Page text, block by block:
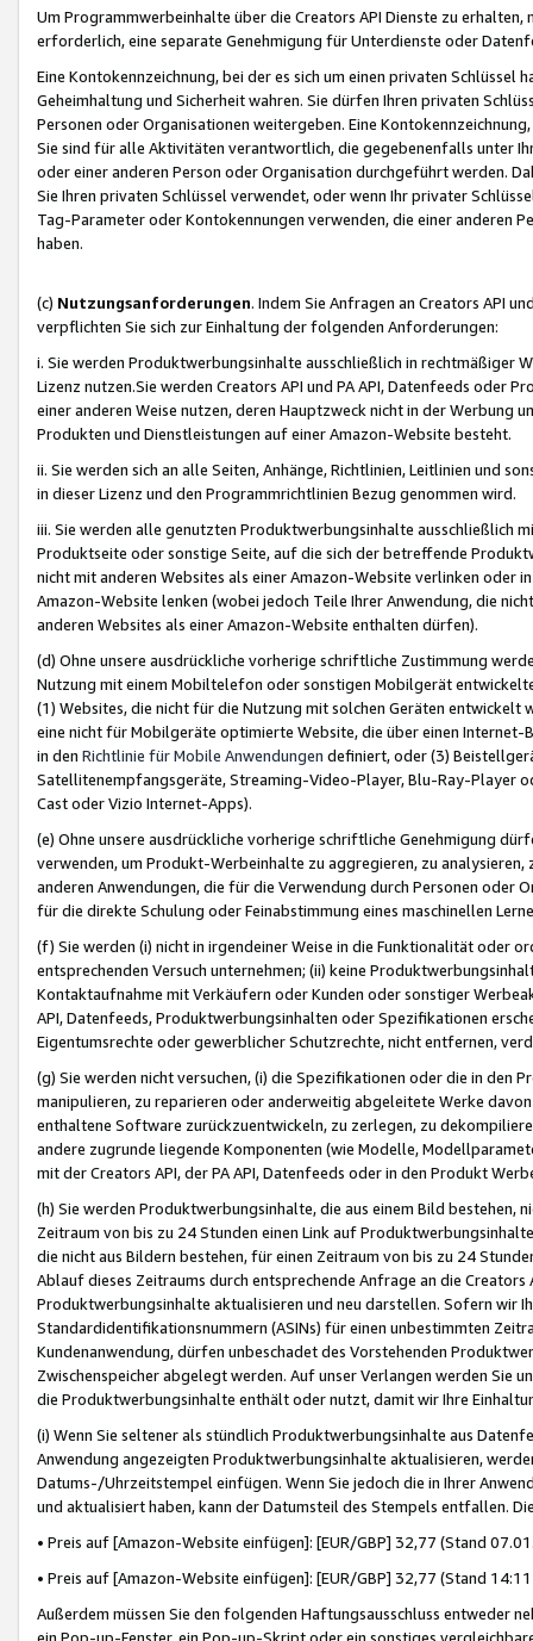
Um Programmwerbeinhalte über die Creators API Dienste zu
erforderlich, eine separate Genehmigung für Unterdienste oder
Eine Kontokennzeichnung, bei der es sich um einen privaten
Geheimhaltung und Sicherheit wahren. Sie dürfen Ihren privaten
Personen oder Organisationen weitergeben. Eine
Sie sind für alle Aktivitäten verantwortlich, die gegebenenfalls unter
oder einer anderen Person oder Organisation durchgeführt werden.
Sie Ihren privaten Schlüssel verwendet, oder wenn Ihr privater
Tag-Parameter oder Kontokennungen verwenden, die einer anderen
haben.
(c) Nutzungsanforderungen. Indem Sie Anfragen an Creators API
verpflichten Sie sich zur Einhaltung der folgenden Anforderungen:
i. Sie werden Produktwerbungsinhalte ausschließlich in rechtmäßiger
Lizenz nutzen.Sie werden Creators API und PA API, Datenfeeds oder
einer anderen Weise nutzen, deren Hauptzweck nicht in der Werbung
Produkten und Dienstleistungen auf einer Amazon-Website besteht.
ii. Sie werden sich an alle Seiten, Anhänge, Richtlinien, Leitlinien und
in dieser Lizenz und den Programmrichtlinien Bezug genommen wird.
iii. Sie werden alle genutzten Produktwerbungsinhalte ausschließlich
Produktseite oder sonstige Seite, auf die sich der betreffende
nicht mit anderen Websites als einer Amazon-Website verlinken oder
Amazon-Website lenken (wobei jedoch Teile Ihrer Anwendung, die
anderen Websites als einer Amazon-Website enthalten dürfen).
(d) Ohne unsere ausdrückliche vorherige schriftliche Zustimmung
Nutzung mit einem Mobiltelefon oder sonstigen Mobilgerät
(1) Websites, die nicht für die Nutzung mit solchen Geräten
eine nicht für Mobilgeräte optimierte Website, die über einen
in den Richtlinie für Mobile Anwendungen definiert, oder (3)
Satellitenempfangsgeräte, Streaming-Video-Player, Blu-Ray-Player
Cast oder Vizio Internet-Apps).
(e) Ohne unsere ausdrückliche vorherige schriftliche Genehmigung
verwenden, um Produkt-Werbeinhalte zu aggregieren, zu
anderen Anwendungen, die für die Verwendung durch Personen
für die direkte Schulung oder Feinabstimmung eines maschinellen
(f) Sie werden (i) nicht in irgendeiner Weise in die Funktionalität oder
entsprechenden Versuch unternehmen; (ii) keine
Kontaktaufnahme mit Verkäufern oder Kunden oder sonstiger
API, Datenfeeds, Produktwerbungsinhalten oder Spezifikationen
Eigentumsrechte oder gewerblicher Schutzrechte, nicht entfernen,
(g) Sie werden nicht versuchen, (i) die Spezifikationen oder die in
manipulieren, zu reparieren oder anderweitig abgeleitete Werke
enthaltene Software zurückzuentwickeln, zu zerlegen, zu
andere zugrunde liegende Komponenten (wie Modelle,
mit der Creators API, der PA API, Datenfeeds oder in den Produkt
(h) Sie werden Produktwerbungsinhalte, die aus einem Bild bestehen,
Zeitraum von bis zu 24 Stunden einen Link auf
die nicht aus Bildern bestehen, für einen Zeitraum von bis zu 24
Ablauf dieses Zeitraums durch entsprechende Anfrage an die
Produktwerbungsinhalte aktualisieren und neu darstellen. Sofern wir
Standardidentifikationsnummern (ASINs) für einen unbestimmten
Kundenanwendung, dürfen unbeschadet des Vorstehenden
Zwischenspeicher abgelegt werden. Auf unser Verlangen werden Sie
die Produktwerbungsinhalte enthält oder nutzt, damit wir Ihre
(i) Wenn Sie seltener als stündlich Produktwerbungsinhalte aus
Anwendung angezeigten Produktwerbungsinhalte aktualisieren,
Datums-/Uhrzeitstempel einfügen. Wenn Sie jedoch die in Ihrer
und aktualisiert haben, kann der Datumsteil des Stempels entfallen.
• Preis auf [Amazon-Website einfügen]: [EUR/GBP] 32,77 (Stand
• Preis auf [Amazon-Website einfügen]: [EUR/GBP] 32,77 (Stand
Außerdem müssen Sie den folgenden Haftungsausschluss entweder
ein Pop-up-Fenster, ein Pop-up-Skript oder ein sonstiges